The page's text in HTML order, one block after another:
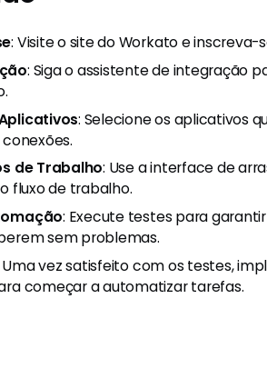
: Visite o site do Workato e
: Siga o assistente de integração
: Selecione os aplicativos
de Trabalho: Use a interface de
fluxo de trabalho.
: Execute testes para
sem problemas.
Uma vez satisfeito com os testes,
começar a automatizar tarefas.